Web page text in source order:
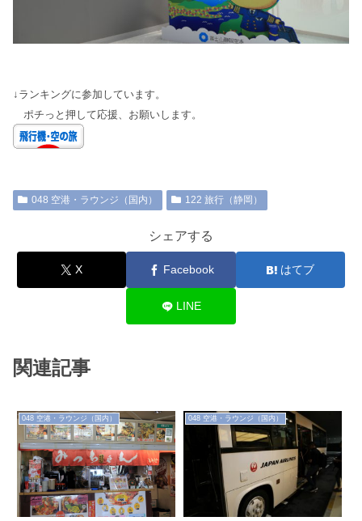
↓ランキングに参加しています。
ポチっと押して応援、お願いします。
048 空港・ラウンジ（国内） 122 旅行（静岡）
シェアする
X Facebook はてブ
LINE
関連記事
048 空港・ラウンジ（国内） 048 空港・ラウンジ（国内）